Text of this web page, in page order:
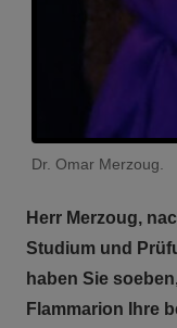
Dr. Omar Merzoug.
Herr Merzoug,
Studium und
haben Sie
Flammarion Ihre